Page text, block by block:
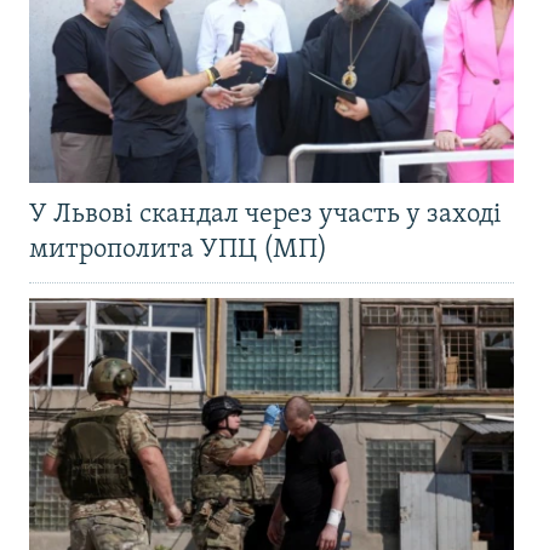
У Львові скандал через участь у заході
митрополита УПЦ (МП)